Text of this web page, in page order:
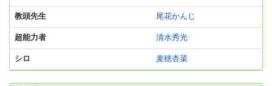
教頭先生 尾花かんじ
超能力者 清水秀光
シロ 麦穂杏菜